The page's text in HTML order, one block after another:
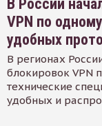
В России
VPN по
удобных
В регионах
блокировок VPN
технические
удобных и